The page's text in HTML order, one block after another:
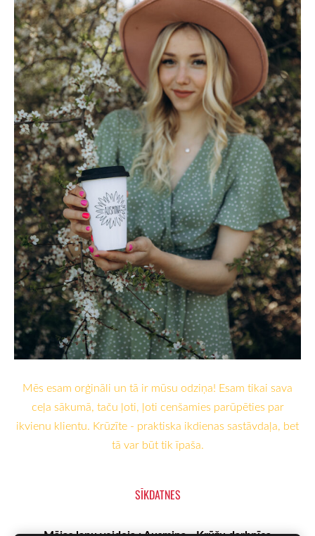
Mēs esam orģināli un tā ir mūsu odziņa! Esam tikai sava
ceļa sākumā, taču ļoti, ļoti cenšamies parūpēties par
ikvienu klientu. Krūzīte - praktiska ikdienas sastāvdaļa, bet
tā var būt tik īpaša.
SĪKDATNES